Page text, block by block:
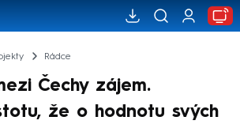
Rádce
Čechy zájem.
že o hodnotu svých